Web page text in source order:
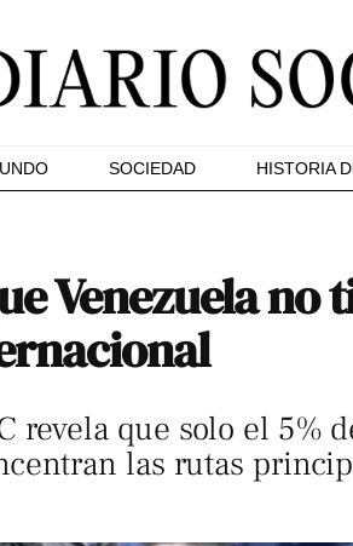
SOCIEDAD HISTORIA
Venezuela
revela que solo el 5%
las rutas